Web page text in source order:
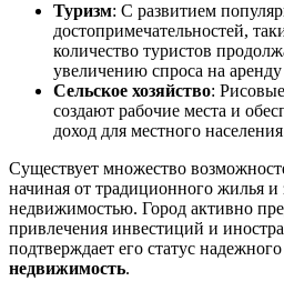
Туризм: С развитием
достопримечательностей,
количество туристов
увеличению спроса на
Сельское хозяйство:
создают рабочие места и
доход для местного
Существует множество
начиная от традиционного жилья и
недвижимостью. Город активно
привлечения инвестиций и
подтверждает его статус
недвижимость.